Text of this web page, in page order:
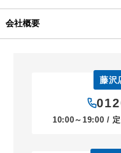
会社概要
藤沢
10:00～19:00 /